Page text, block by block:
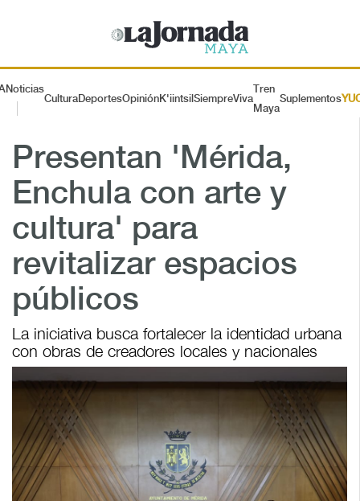
Noticias
CulturaDeportesOpiniónK'iintsil SiempreViva
Tren
Maya
Suplementos
Presentan 'Mérida,
Enchula con arte y
cultura' para
revitalizar espacios
públicos
La iniciativa busca fortalecer la identidad urbana
con obras de creadores locales y nacionales